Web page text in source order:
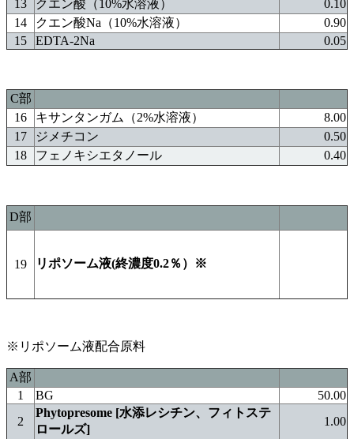
13 クエン酸（10%水溶液）
0.10
14
クエン酸Na（10%水溶液）
0.90
15
EDTA-2Na 0.05
C部
16
キサンタンガム（2%水溶液）
8.00
17
ジメチコン
0.50
18
フェノキシエタノール 0.40
D部
19 リポソーム液(終濃度0.2％）※
※リポソーム液配合原料
A部
1
BG
50.00
2
Phytopresome [水添レシチン、フィトステ
ロールズ]
1.00